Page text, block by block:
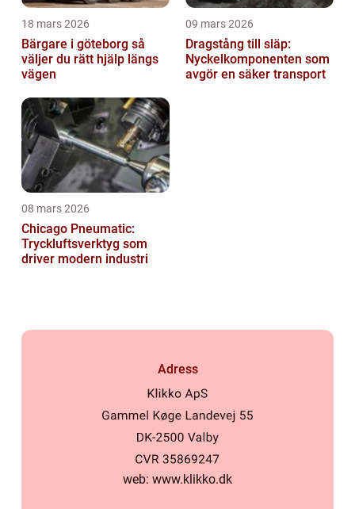
18 mars 2026
Bärgare i göteborg så
väljer du rätt hjälp längs
vägen
09 mars 2026
Dragstång till släp:
Nyckelkomponenten som
avgör en säker transport
08 mars 2026
Chicago Pneumatic:
Tryckluftsverktyg som
driver modern industri
Adress
web: www.klikko.dk